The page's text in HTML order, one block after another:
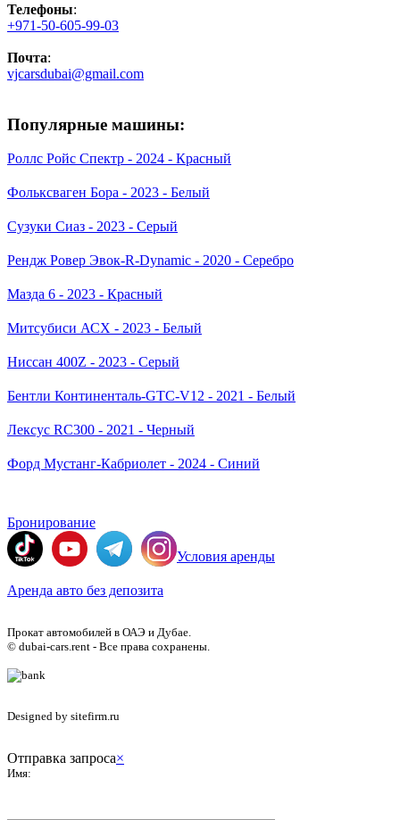
Телефоны:
+971-50-605-99-03
Почта:
vjcarsdubai@gmail.com
Популярные машины:
Роллс Ройс Спектр - 2024 - Красный
Фольксваген Бора - 2023 - Белый
Сузуки Сиаз - 2023 - Серый
Рендж Ровер Эвок-R-Dynamic - 2020 - Серебро
Мазда 6 - 2023 - Красный
Митсубиси АСХ - 2023 - Белый
Ниссан 400Z - 2023 - Серый
Бентли Континенталь-GTC-V12 - 2021 - Белый
Лексус RC300 - 2021 - Черный
Форд Мустанг-Кабриолет - 2024 - Синий
Бронирование
Условия аренды
Аренда авто без депозита
Прокат автомобилей в ОАЭ и Дубае.
© dubai-cars.rent - Все права сохранены.
Designed by sitefirm.ru
Отправка запроса×
Имя: